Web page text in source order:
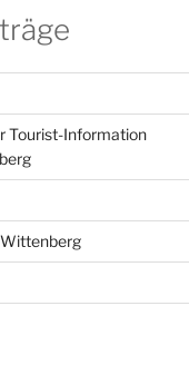
Tourist-Information